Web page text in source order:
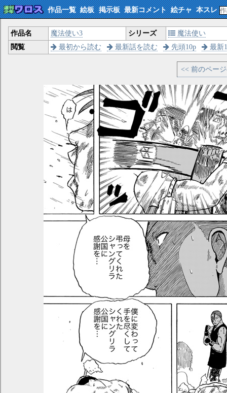
作品一覧 絵板 掲示板 最新コメント 絵チャ 本スレ
作品名 魔法使い3 シリーズ
魔法使い
閲覧
最初から読む 最新話を読む 先頭10p 最新
<< 前のペー